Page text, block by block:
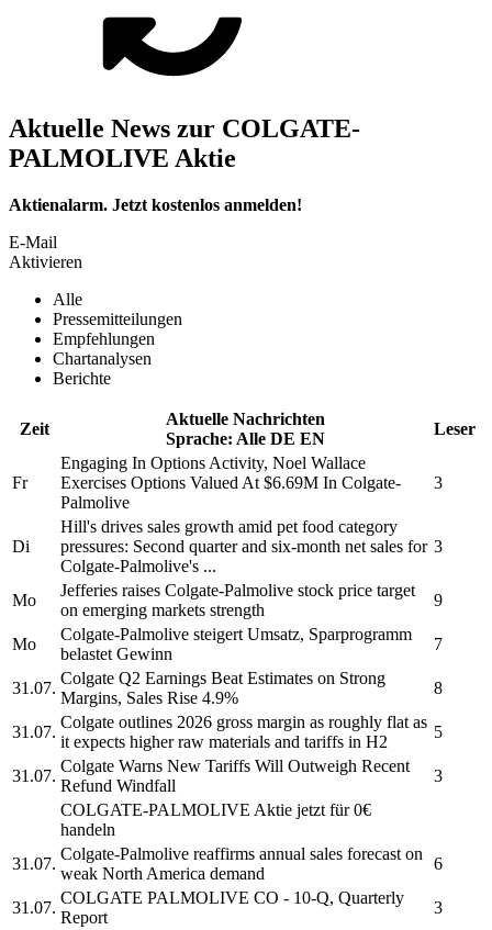
Aktuelle News zur COLGATE-
PALMOLIVE Aktie
Aktienalarm. Jetzt kostenlos anmelden!
E-Mail
Aktivieren
Alle
Pressemitteilungen
Empfehlungen
Chartanalysen
Berichte
Zeit
Aktuelle Nachrichten
Sprache: Alle DE EN
Leser
Fr
Engaging In Options Activity, Noel Wallace
Exercises Options Valued At $6.69M In Colgate-
Palmolive
3
Di
Hill's drives sales growth amid pet food category
pressures: Second quarter and six-month net sales for
Colgate-Palmolive's ...
3
Mo
Jefferies raises Colgate-Palmolive stock price target
on emerging markets strength
9
Mo
Colgate-Palmolive steigert Umsatz, Sparprogramm
belastet Gewinn
7
31.07.
Colgate Q2 Earnings Beat Estimates on Strong
Margins, Sales Rise 4.9%
8
31.07.
Colgate outlines 2026 gross margin as roughly flat as
it expects higher raw materials and tariffs in H2
5
31.07.
Colgate Warns New Tariffs Will Outweigh Recent
Refund Windfall
3
COLGATE-PALMOLIVE Aktie jetzt für 0€
handeln
31.07.
Colgate-Palmolive reaffirms annual sales forecast on
weak North America demand
6
31.07.
COLGATE PALMOLIVE CO - 10-Q, Quarterly
Report
3